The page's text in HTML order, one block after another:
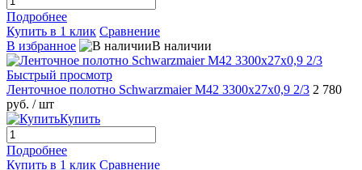
Подробнее
Купить в 1 клик Сравнение
В избранное
В наличии
Быстрый просмотр
Ленточное полотно Schwarzmaier M42 3300x27x0,9 2/3 2 780
руб. / шт
Купить
Подробнее
Купить в 1 клик Сравнение